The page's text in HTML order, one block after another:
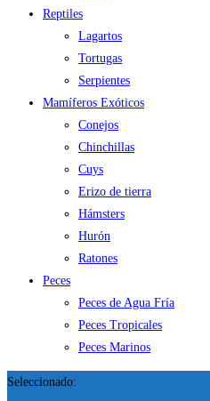
Reptiles
Lagartos
Tortugas
Serpientes
Mamíferos Exóticos
Conejos
Chinchillas
Cuys
Erizo de tierra
Hámsters
Hurón
Ratones
Peces
Peces de Agua Fría
Peces Tropicales
Peces Marinos
Seleccionado: